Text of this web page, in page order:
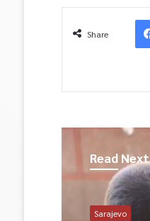
Share
Read Next
Sarajevo